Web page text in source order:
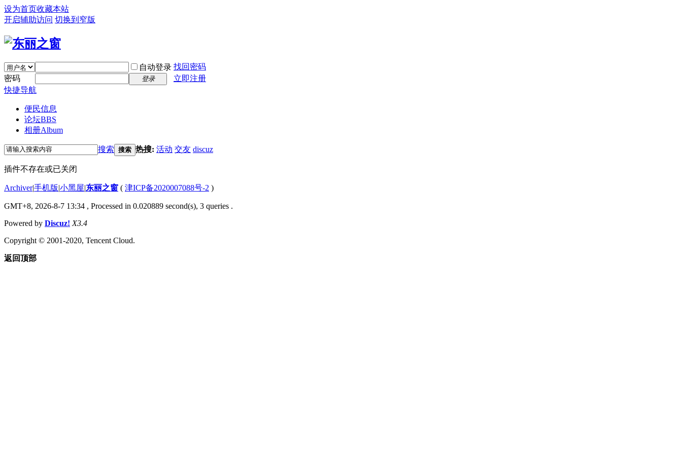
设为首页收藏本站
开启辅助访问 切换到窄版
自动登录 找回密码
密码
登录
立即注册
快捷导航
便民信息
论坛BBS
相册Album
搜索 搜索 热搜: 活动 交友 discuz
插件不存在或已关闭
Archiver|手机版|小黑屋|东丽之窗 ( 津ICP备2020007088号-2 )
GMT+8, 2026-8-7 13:34 , Processed in 0.020889 second(s), 3 queries .
Powered by Discuz! X3.4
Copyright © 2001-2020, Tencent Cloud.
返回顶部